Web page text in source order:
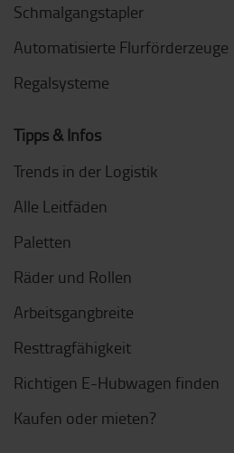
Schmalgangstapler
Automatisierte Flurförderzeuge
Regalsysteme
Tipps & Infos
Trends in der Logistik
Alle Leitfäden
Paletten
Räder und Rollen
Arbeitsgangbreite
Resttragfähigkeit
Richtigen E-Hubwagen finden
Kaufen oder mieten?